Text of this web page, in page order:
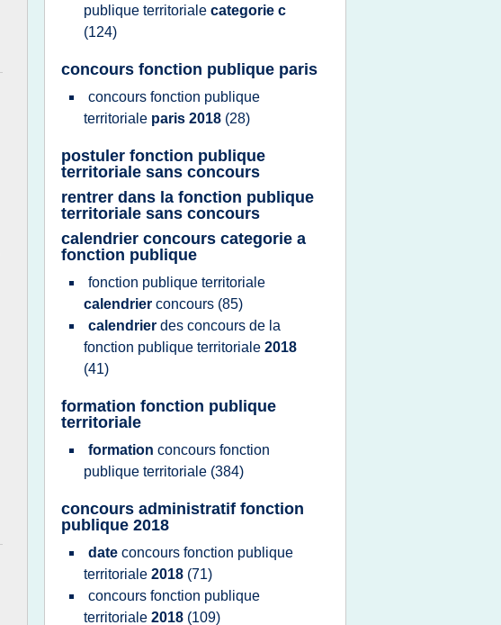
publique territoriale categorie c
(124)
concours fonction publique paris
concours fonction publique
territoriale paris 2018 (28)
postuler fonction publique
territoriale sans concours
rentrer dans la fonction publique
territoriale sans concours
calendrier concours categorie a
fonction publique
fonction publique territoriale
calendrier concours (85)
calendrier des concours de la
fonction publique territoriale 2018
(41)
formation fonction publique
territoriale
formation concours fonction
publique territoriale (384)
concours administratif fonction
publique 2018
date concours fonction publique
territoriale 2018 (71)
concours fonction publique
territoriale 2018 (109)